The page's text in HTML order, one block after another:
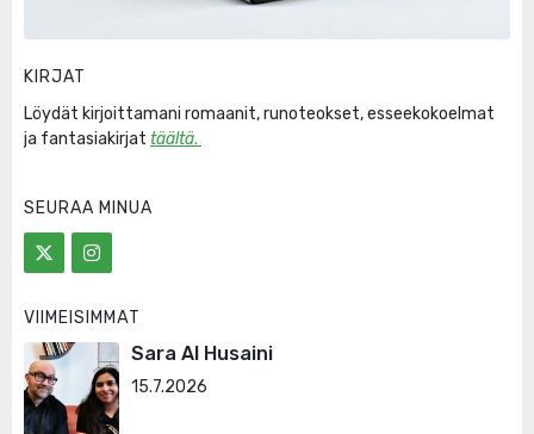
KIRJAT
Löydät kirjoittamani romaanit, runoteokset, esseekokoelmat
ja fantasiakirjat täältä.
SEURAA MINUA
VIIMEISIMMÄT
Sara Al Husaini
15.7.2026